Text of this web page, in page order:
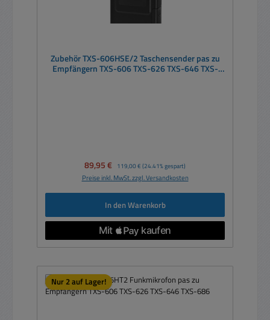
Zubehör TXS-606HSE/2 Taschensender pas zu
Empfängern TXS-606 TXS-626 TXS-646 TXS-
Verkaufspreis:
89,95 € Regulärer Preis:
119,00 € (24.41% gespart)
Preise inkl. MwSt. zzgl. Versandkosten
In den Warenkorb
Nur 2 auf Lager!